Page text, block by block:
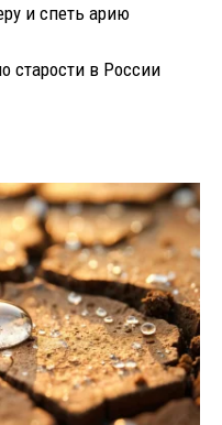
и спеть арию
старости в России